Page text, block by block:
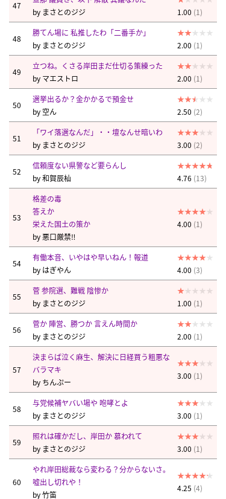
47
by まさとのジジ 1.00 (1)
48
勝てん場に 私推したわ「二番手か」
by まさとのジジ 2.00 (1)
49
立つね。くさる岸田まだ仕切る策練った
by マエストロ 2.00 (1)
50
選挙出るか？金かかるで預金せ
by 空ん 2.50 (2)
51
「ワイ落選なんだ」・・壇なんせ暗いわ
by まさとのジジ 3.00 (2)
52
信頼度ない県警など要らんし
by和賀辰杣 4.76 (13)
53
格差の毒
答えか
栄えた国土の策か
by悪口厳禁‼︎
4.00 (1)
54
有働本音、いやはや早いねん！報道
by はぎやん 4.00 (3)
55
菅 参院選、難戦 陰惨か
by まさとのジジ 1.00 (1)
56
菅か 陣営、勝つか 言えん時間か
by まさとのジジ 2.00 (1)
57
決まらば泣く麻生、解決に日経買う粗悪な
バラマキ
by ちんぷー
3.00 (1)
58
与党候補ヤバい場や 咆哮とよ
by まさとのジジ 3.00 (1)
59
照れは確かだし、岸田か 慕われて
by まさとのジジ 3.00 (1)
60
やれ岸田総裁なら変わる？分からないさ。
嘘出し切れや！
by竹笛
4.25 (4)